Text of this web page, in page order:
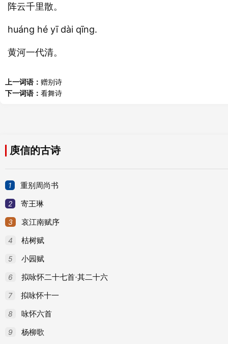
阵云千里散。
huáng hé yī dài qīng.
黄河一代清。
上一词语： 赠别诗
下一词语： 看舞诗
庾信的古诗
1 重别周尚书
2 寄王琳
3 哀江南赋序
4 枯树赋
5 小园赋
6 拟咏怀二十七首·其二十六
7 拟咏怀十一
8 咏怀六首
9 杨柳歌